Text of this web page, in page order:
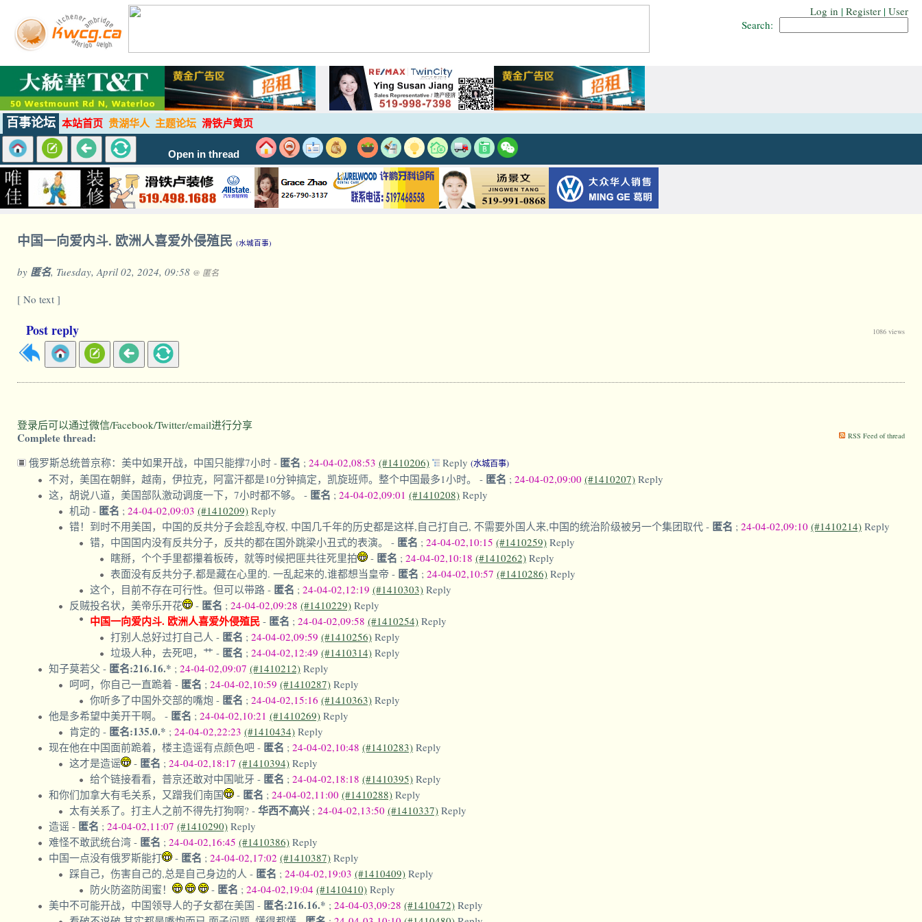
Log in | Register | User
Search:
百事论坛 本站首页 贵湖华人 主题论坛 滑铁卢黄页
Open in thread
中国一向爱内斗. 欧洲人喜爱外侵殖民 (水城百事)
by 匿名, Tuesday, April 02, 2024, 09:58 @ 匿名
[ No text ]
Post reply 1086 views
登录后可以通过微信/Facebook/Twitter/email进行分享
Complete thread: RSS Feed of thread
俄罗斯总统普京称：美中如果开战，中国只能撑7小时 - 匿名 ; 24-04-02,08:53 (#1410206) Reply (水城百事)
不对，美国在朝鲜，越南，伊拉克，阿富汗都是10分钟搞定，凯旋班师。整个中国最多1小时。 - 匿名 ; 24-04-02,09:00 (#1410207) Reply
这，胡说八道，美国部队激动调度一下，7小时都不够。 - 匿名 ; 24-04-02,09:01 (#1410208) Reply
机动 - 匿名 ; 24-04-02,09:03 (#1410209) Reply
错！到时不用美国，中国的反共分子会趁乱夺权, 中国几千年的历史都是这样,自己打自己, 不需要外国人来,中国的统治阶级被另一个集团取代 - 匿名 ; 24-04-02,09:10 (#1410214) Reply
错，中国国内没有反共分子，反共的都在国外跳梁小丑式的表演。 - 匿名 ; 24-04-02,10:15 (#1410259) Reply
瞎掰，个个手里都攥着板砖，就等时候把匪共往死里拍
- 匿名 ; 24-04-02,10:18 (#1410262) Reply
表面没有反共分子,都是藏在心里的. 一乱起来的,谁都想当皇帝 - 匿名 ; 24-04-02,10:57 (#1410286) Reply
这个，目前不存在可行性。但可以带路 - 匿名 ; 24-04-02,12:19 (#1410303) Reply
反贼投名状，美帝乐开花
- 匿名 ; 24-04-02,09:28 (#1410229) Reply
中国一向爱内斗. 欧洲人喜爱外侵殖民 - 匿名 ; 24-04-02,09:58 (#1410254) Reply
打别人总好过打自己人 - 匿名 ; 24-04-02,09:59 (#1410256) Reply
垃圾人种，去死吧，艹 - 匿名 ; 24-04-02,12:49 (#1410314) Reply
知子莫若父 - 匿名:216.16.* ; 24-04-02,09:07 (#1410212) Reply
呵呵，你自己一直跪着 - 匿名 ; 24-04-02,10:59 (#1410287) Reply
你听多了中国外交部的嘴炮 - 匿名 ; 24-04-02,15:16 (#1410363) Reply
他是多希望中美开干啊。 - 匿名 ; 24-04-02,10:21 (#1410269) Reply
肯定的 - 匿名:135.0.* ; 24-04-02,22:23 (#1410434) Reply
现在他在中国面前跪着，楼主造谣有点颜色吧 - 匿名 ; 24-04-02,10:48 (#1410283) Reply
这才是造谣
- 匿名 ; 24-04-02,18:17 (#1410394) Reply
给个链接看看，普京还敢对中国呲牙 - 匿名 ; 24-04-02,18:18 (#1410395) Reply
和你们加拿大有毛关系，又蹭我们南国
- 匿名 ; 24-04-02,11:00 (#1410288) Reply
太有关系了。打主人之前不得先打狗啊? - 华西不高兴 ; 24-04-02,13:50 (#1410337) Reply
造谣 - 匿名 ; 24-04-02,11:07 (#1410290) Reply
难怪不敢武统台湾 - 匿名 ; 24-04-02,16:45 (#1410386) Reply
中国一点没有俄罗斯能打
- 匿名 ; 24-04-02,17:02 (#1410387) Reply
踩自己，伤害自己的,总是自己身边的人 - 匿名 ; 24-04-02,19:03 (#1410409) Reply
防火防盗防闺蜜！
- 匿名 ; 24-04-02,19:04 (#1410410) Reply
美中不可能开战，中国领导人的子女都在美国 - 匿名:216.16.* ; 24-04-03,09:28 (#1410472) Reply